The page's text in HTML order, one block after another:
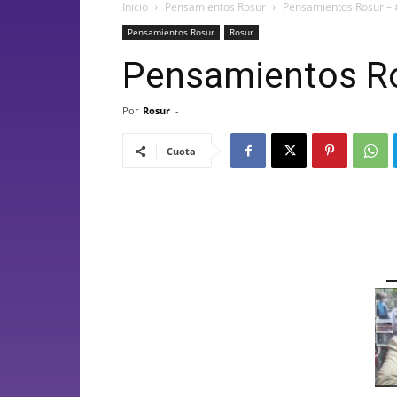
Inicio Pensamientos Rosur Pensamientos Rosur
Pensamientos Rosur Rosur
Pensamientos
Por Rosur -
Cuota